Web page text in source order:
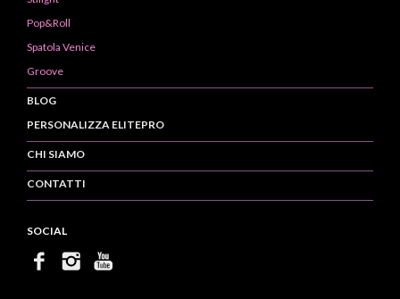
Pop&Roll
Spatola Venice
Groove
BLOG
PERSONALIZZA ELITEPRO
CHI SIAMO
CONTATTI
SOCIAL